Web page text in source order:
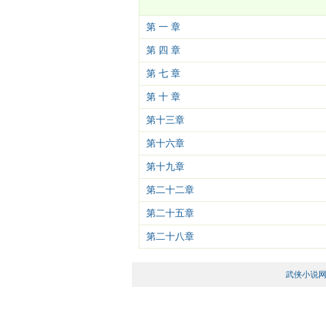
第 一 章
第 四 章
第 七 章
第 十 章
第十三章
第十六章
第十九章
第二十二章
第二十五章
第二十八章
武侠小说网